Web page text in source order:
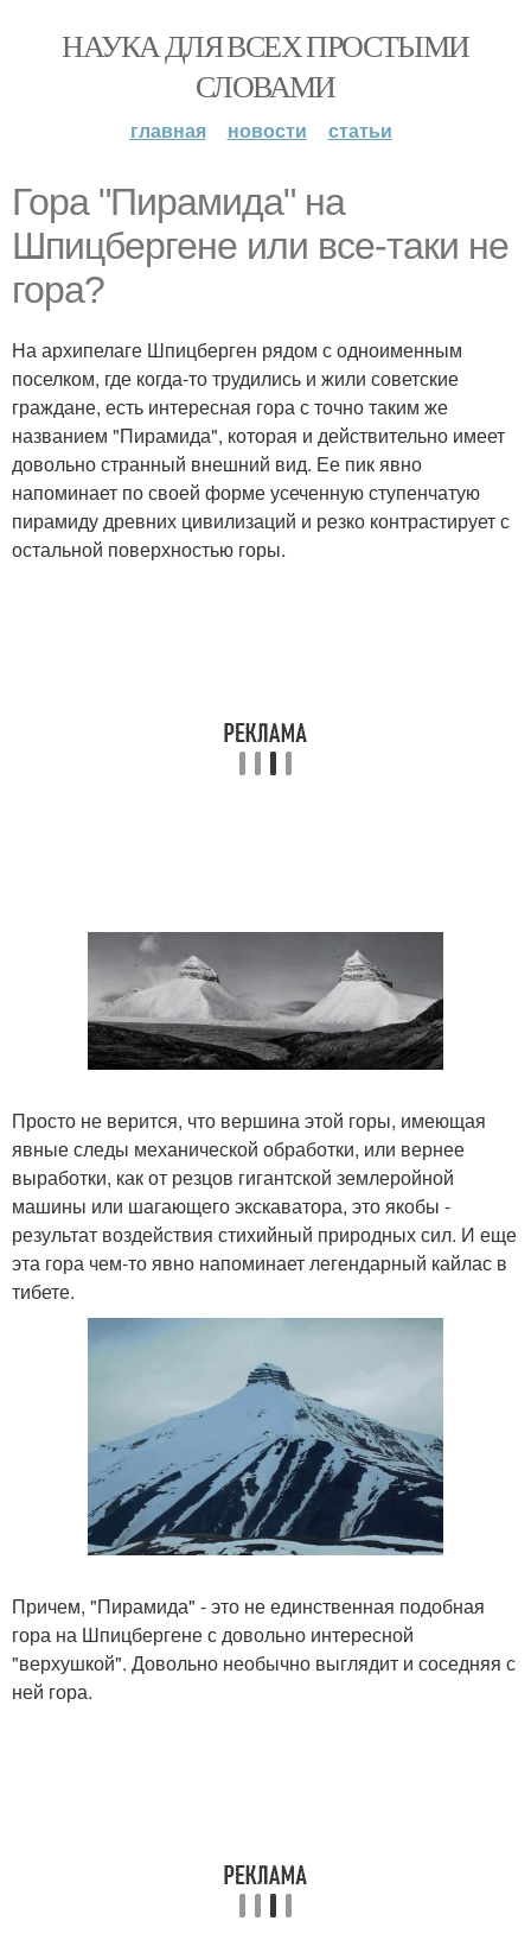
НАУКА ДЛЯ ВСЕХ ПРОСТЫМИ
СЛОВАМИ
главная новости статьи
Гора "Пирамида" на
Шпицбергене или все-таки не
гора?
На архипелаге Шпицберген рядом с одноименным
поселком, где когда-то трудились и жили советские
граждане, есть интересная гора с точно таким же
названием "Пирамида", которая и действительно имеет
довольно странный внешний вид. Ее пик явно
напоминает по своей форме усеченную ступенчатую
пирамиду древних цивилизаций и резко контрастирует с
остальной поверхностью горы.
Просто не верится, что вершина этой горы, имеющая
явные следы механической обработки, или вернее
выработки, как от резцов гигантской землеройной
машины или шагающего экскаватора, это якобы -
результат воздействия стихийный природных сил. И еще
эта гора чем-то явно напоминает легендарный кайлас в
тибете.
Причем, "Пирамида" - это не единственная подобная
гора на Шпицбергене с довольно интересной
"верхушкой". Довольно необычно выглядит и соседняя с
ней гора.